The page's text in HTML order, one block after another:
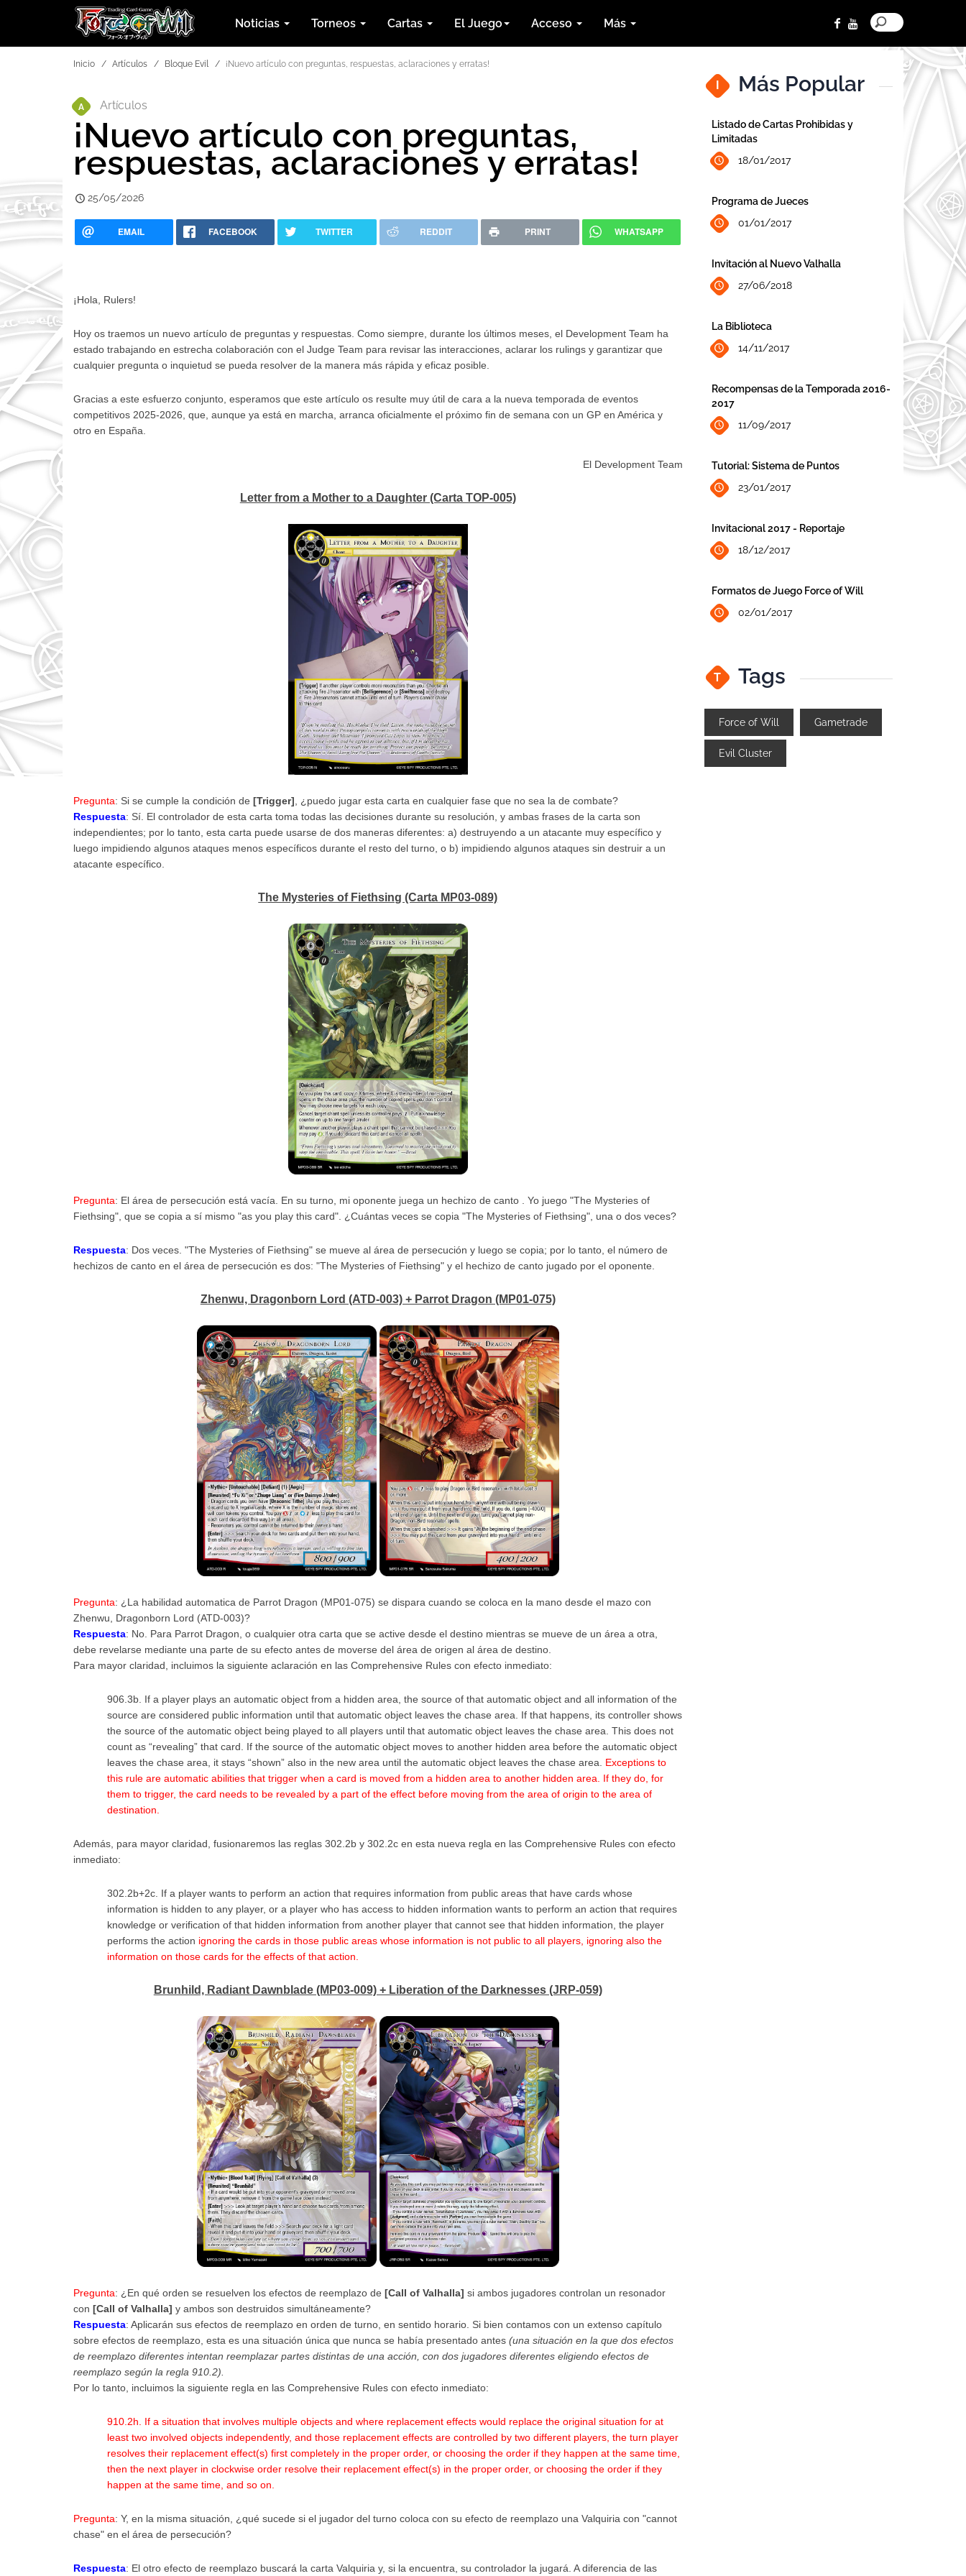
Noticias Torneos Cartas El Juego Acceso Más
Inicio Artículos Bloque Evil ¡Nuevo artículo con preguntas, respuestas, aclaraciones y erratas!
A Artículos
¡Nuevo artículo con preguntas,
respuestas, aclaraciones y erratas!
25/05/2026
EMAIL FACEBOOK TWITTER REDDIT PRINT WHATSAPP
¡Hola, Rulers!
Hoy os traemos un nuevo artículo de preguntas y respuestas. Como siempre, durante los últimos meses, el Development Team ha
estado trabajando en estrecha colaboración con el Judge Team para revisar las interacciones, aclarar los rulings y garantizar que
cualquier pregunta o inquietud se pueda resolver de la manera más rápida y eficaz posible.
Gracias a este esfuerzo conjunto, esperamos que este artículo os resulte muy útil de cara a la nueva temporada de eventos
competitivos 2025-2026, que, aunque ya está en marcha, arranca oficialmente el próximo fin de semana con un GP en América y
otro en España.
El Development Team
Letter from a Mother to a Daughter (Carta TOP-005)
Pregunta: Si se cumple la condición de [Trigger] , ¿puedo jugar esta carta en cualquier fase que no sea la de combate?
Respuesta: Sí. El controlador de esta carta toma todas las decisiones durante su resolución, y ambas frases de la carta son
independientes; por lo tanto, esta carta puede usarse de dos maneras diferentes: a) destruyendo a un atacante muy específico y
luego impidiendo algunos ataques menos específicos durante el resto del turno, o b) impidiendo algunos ataques sin destruir a un
atacante específico.
The Mysteries of Fiethsing (Carta MP03-089)
Pregunta: El área de persecución está vacía. En su turno, mi oponente juega un hechizo de canto . Yo juego "The Mysteries of
Fiethsing", que se copia a sí mismo "as you play this card". ¿Cuántas veces se copia "The Mysteries of Fiethsing", una o dos veces?
Respuesta: Dos veces. "The Mysteries of Fiethsing" se mueve al área de persecución y luego se copia; por lo tanto, el número de
hechizos de canto en el área de persecución es dos: "The Mysteries of Fiethsing" y el hechizo de canto jugado por el oponente.
Zhenwu, Dragonborn Lord (ATD-003) + Parrot Dragon (MP01-075)
Pregunta: ¿La habilidad automatica de Parrot Dragon (MP01-075) se dispara cuando se coloca en la mano desde el mazo con
Zhenwu, Dragonborn Lord (ATD-003)?
Respuesta: No. Para Parrot Dragon, o cualquier otra carta que se active desde el destino mientras se mueve de un área a otra,
debe revelarse mediante una parte de su efecto antes de moverse del área de origen al área de destino.
Para mayor claridad, incluimos la siguiente aclaración en las Comprehensive Rules con efecto inmediato:
906.3b. If a player plays an automatic object from a hidden area, the source of that automatic object and all information of the
source are considered public information until that automatic object leaves the chase area. If that happens, its controller shows
the source of the automatic object being played to all players until that automatic object leaves the chase area. This does not
count as “revealing” that card. If the source of the automatic object moves to another hidden area before the automatic object
leaves the chase area, it stays “shown” also in the new area until the automatic object leaves the chase area. Exceptions to
this rule are automatic abilities that trigger when a card is moved from a hidden area to another hidden area. If they do, for
them to trigger, the card needs to be revealed by a part of the effect before moving from the area of origin to the area of
destination.
Además, para mayor claridad, fusionaremos las reglas 302.2b y 302.2c en esta nueva regla en las Comprehensive Rules con efecto
inmediato:
302.2b+2c. If a player wants to perform an action that requires information from public areas that have cards whose
information is hidden to any player, or a player who has access to hidden information wants to perform an action that requires
knowledge or verification of that hidden information from another player that cannot see that hidden information, the player
performs the action ignoring the cards in those public areas whose information is not public to all players, ignoring also the
information on those cards for the effects of that action.
Brunhild, Radiant Dawnblade (MP03-009) + Liberation of the Darknesses (JRP-059)
Pregunta: ¿En qué orden se resuelven los efectos de reemplazo de [Call of Valhalla] si ambos jugadores controlan un resonador
con [Call of Valhalla] y ambos son destruidos simultáneamente?
Respuesta: Aplicarán sus efectos de reemplazo en orden de turno, en sentido horario. Si bien contamos con un extenso capítulo
sobre efectos de reemplazo, esta es una situación única que nunca se había presentado antes (una situación en la que dos efectos
de reemplazo diferentes intentan reemplazar partes distintas de una acción, con dos jugadores diferentes eligiendo efectos de
reemplazo según la regla 910.2).
Por lo tanto, incluimos la siguiente regla en las Comprehensive Rules con efecto inmediato:
910.2h. If a situation that involves multiple objects and where replacement effects would replace the original situation for at
least two involved objects independently, and those replacement effects are controlled by two different players, the turn player
resolves their replacement effect(s) first completely in the proper order, or choosing the order if they happen at the same time,
then the next player in clockwise order resolve their replacement effect(s) in the proper order, or choosing the order if they
happen at the same time, and so on.
Pregunta: Y, en la misma situación, ¿qué sucede si el jugador del turno coloca con su efecto de reemplazo una Valquiria con "cannot
chase" en el área de persecución?
Respuesta: El otro efecto de reemplazo buscará la carta Valquiria y, si la encuentra, su controlador la jugará. A diferencia de las
I Más Popular
Listado de Cartas Prohibidas y
Limitadas
18/01/2017
Programa de Jueces
01/01/2017
Invitación al Nuevo Valhalla
27/06/2018
La Biblioteca
14/11/2017
Recompensas de la Temporada 2016-
2017
11/09/2017
Tutorial: Sistema de Puntos
23/01/2017
Invitacional 2017 - Reportaje
18/12/2017
Formatos de Juego Force of Will
02/01/2017
T Tags
Force of Will Gametrade
Evil Cluster